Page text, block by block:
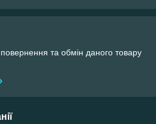
та обмін даного товару